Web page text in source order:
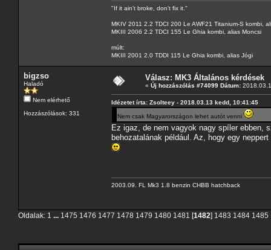
"If it ain't broke, don't fix it."
MKIV 2011 2.2 TDCI 200 Le AWF21 Titanium-S kombi,
MKIII 2006 2.2 TDCI 155 Le Ghia kombi, alias Moncsi
múlt:
MKIII 2001 2.0 TDDI 115 Le Ghia kombi, alias Jógi
bigzso
Haladó
Nem elérhető
Hozzászólások: 331
Válasz: MK3 Általános kérdések
« Új hozzászólás #74099 Dátum:
Idézetet írta: Zsolteey - 2018.03.13 kedd, 10:41:45
Nem csak Magyarországon lehet autót venni
Ez igaz, de nem vagyok nagy spíler ebben,
behozatalának például. Az, hogy egy
2003.09. FL Mk3 1.8 benzin CHBB hatchback
Oldalak: 1 ... 1475 1476 1477 1478 1479 1480 1481 [1482] 1483 1484 1485